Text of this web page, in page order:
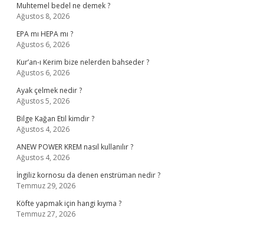
Muhtemel bedel ne demek ?
Ağustos 8, 2026
EPA mı HEPA mı ?
Ağustos 6, 2026
Kur’an-ı Kerim bize nelerden bahseder ?
Ağustos 6, 2026
Ayak çelmek nedir ?
Ağustos 5, 2026
Bilge Kağan Etil kimdir ?
Ağustos 4, 2026
ANEW POWER KREM nasıl kullanılır ?
Ağustos 4, 2026
İngiliz kornosu da denen enstrüman nedir ?
Temmuz 29, 2026
Köfte yapmak için hangi kıyma ?
Temmuz 27, 2026